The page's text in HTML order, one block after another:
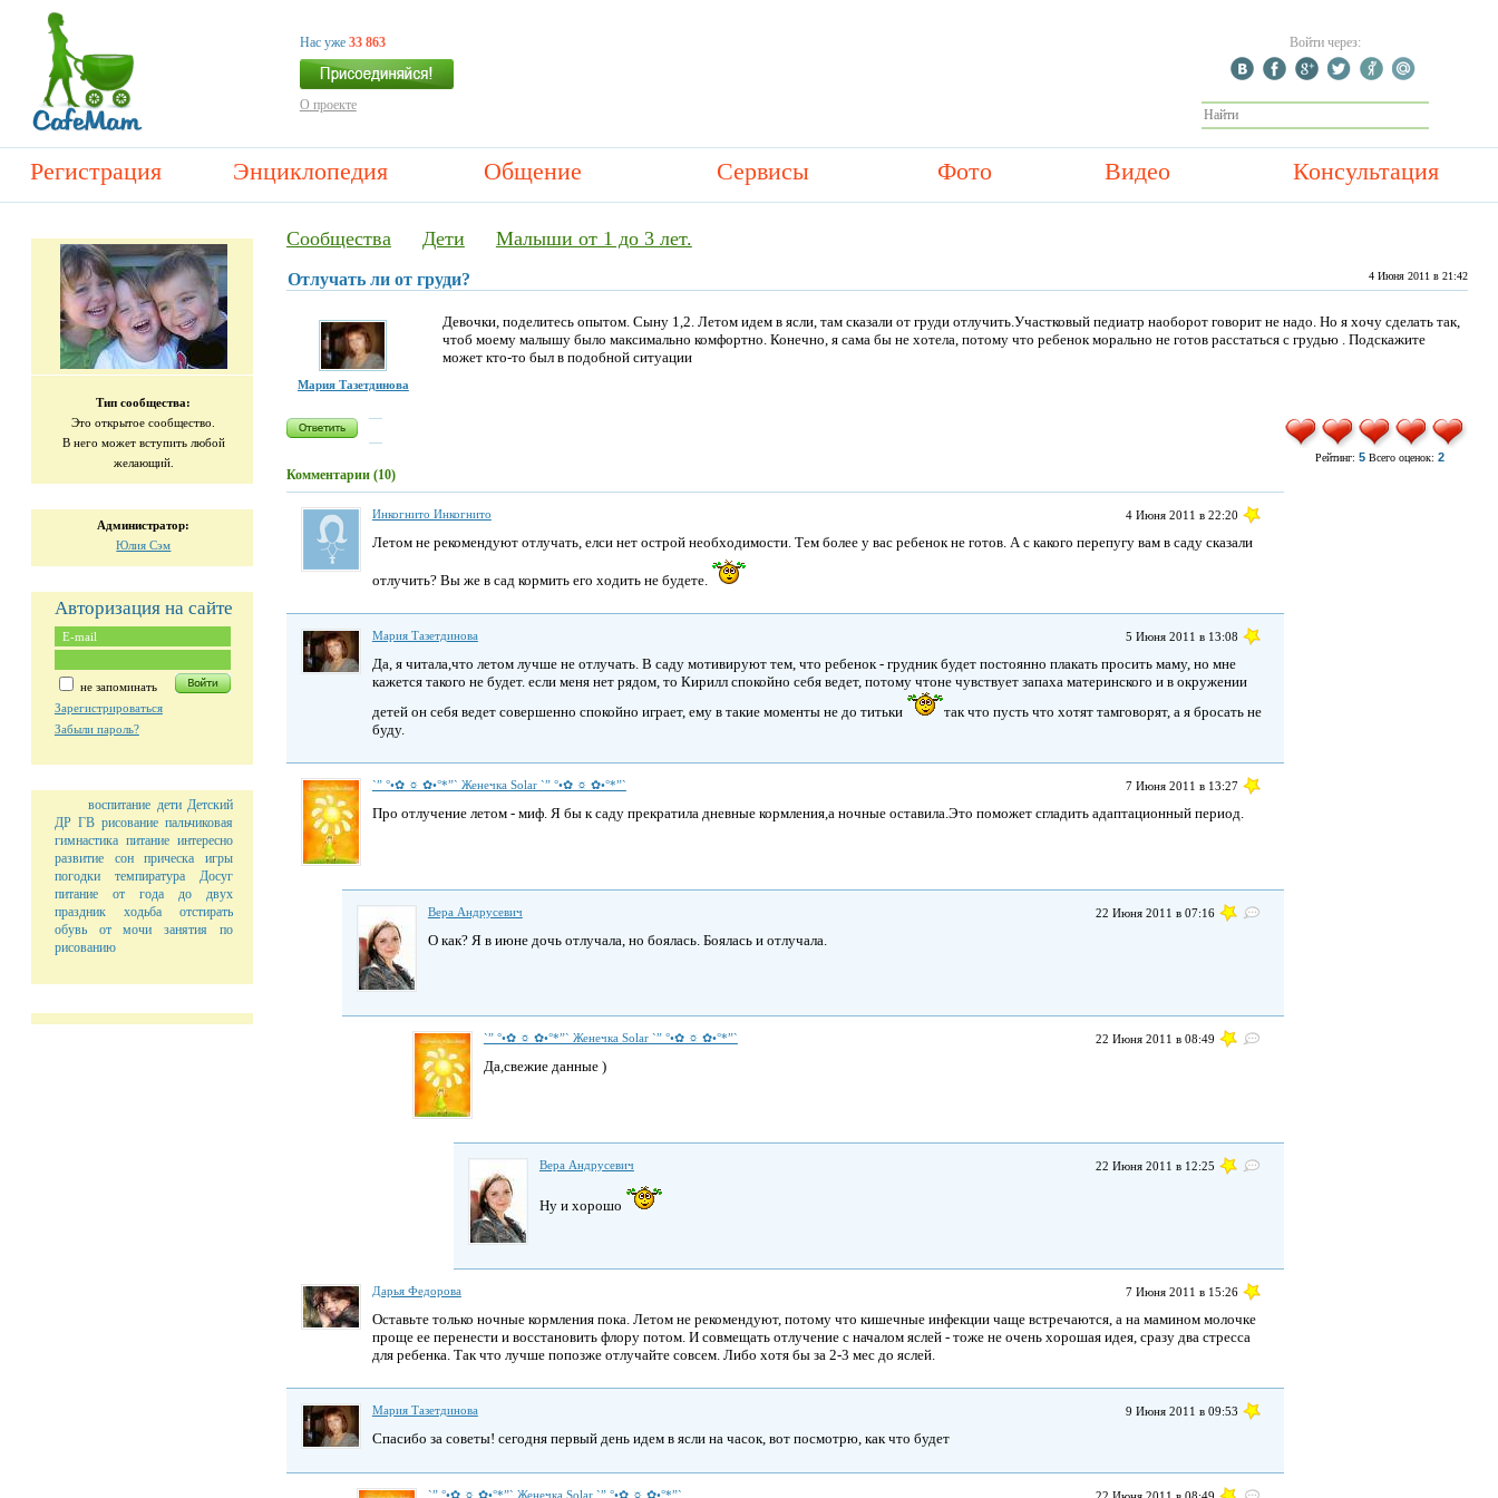
Нас уже 33 863
О проекте
Войти через:
Регистрация Энциклопедия Общение Сервисы Фото Видео Консультация
Тип сообщества:
Это открытое сообщество.
В него может вступить любой
желающий.
Администратор:
Юлия Сэм
Авторизация на сайте
не запоминать
Зарегистрироваться
Забыли пароль?
воспитание дети Детский
ДР ГВ рисование пальчиковая
гимнастика питание интересно
развитие
сон прическа
игры
погодки
темпиратура
Досуг
питание от года до двух
праздник
ходьба
отстирать
обувь от мочи
занятия по
рисованию
Сообщества Дети Малыши от 1 до 3 лет.
Отлучать ли от груди? 4 Июня 2011 в 21:42
Мария Тазетдинова
Девочки, поделитесь опытом. Сыну 1,2. Летом идем в ясли, там сказали от груди отлучить.Участковый педиатр наоборот говорит не надо. Но я хочу сделать так,
чтоб моему малышу было максимально комфортно. Конечно, я сама бы не хотела, потому что ребенок морально не готов расстаться с грудью . Подскажите
может кто-то был в подобной ситуации
Рейтинг: 5Всего оценок: 2
Комментарии (10)
Инкогнито Инкогнито 4 Июня 2011 в 22:20
Летом не рекомендуют отлучать, елси нет острой необходимости. Тем более у вас ребенок не готов. А с какого перепугу вам в саду сказали
отлучить? Вы же в сад кормить его ходить не будете.
Мария Тазетдинова 5 Июня 2011 в 13:08
Да, я читала,что летом лучше не отлучать. В саду мотивируют тем, что ребенок - грудник будет постоянно плакать просить маму, но мне
кажется такого не будет. если меня нет рядом, то Кирилл спокойно себя ведет, потому чтоне чувствует запаха материнского и в окружении
детей он себя ведет совершенно спокойно играет, ему в такие моменты не до титьки
так что пусть что хотят тамговорят, а я бросать не
буду.
`” °•✿ ☼ ✿•°*”` Женечка Solar `” °•✿ ☼ ✿•°*”` 7 Июня 2011 в 13:27
Про отлучение летом - миф. Я бы к саду прекратила дневные кормления,а ночные оставила.Это поможет сгладить адаптационный период.
Вера Андрусевич 22 Июня 2011 в 07:16
О как? Я в июне дочь отлучала, но боялась. Боялась и отлучала.
`” °•✿ ☼ ✿•°*”` Женечка Solar `” °•✿ ☼ ✿•°*”` 22 Июня 2011 в 08:49
Да,свежие данные )
Вера Андрусевич 22 Июня 2011 в 12:25
Ну и хорошо
Дарья Федорова 7 Июня 2011 в 15:26
Оставьте только ночные кормления пока. Летом не рекомендуют, потому что кишечные инфекции чаще встречаются, а на мамином молочке
проще ее перенести и восстановить флору потом. И совмещать отлучение с началом яслей - тоже не очень хорошая идея, сразу два стресса
для ребенка. Так что лучше попозже отлучайте совсем. Либо хотя бы за 2-3 мес до яслей.
Мария Тазетдинова 9 Июня 2011 в 09:53
Спасибо за советы! сегодня первый день идем в ясли на часок, вот посмотрю, как что будет
`” °•✿ ☼ ✿•°*”` Женечка Solar `” °•✿ ☼ ✿•°*”`